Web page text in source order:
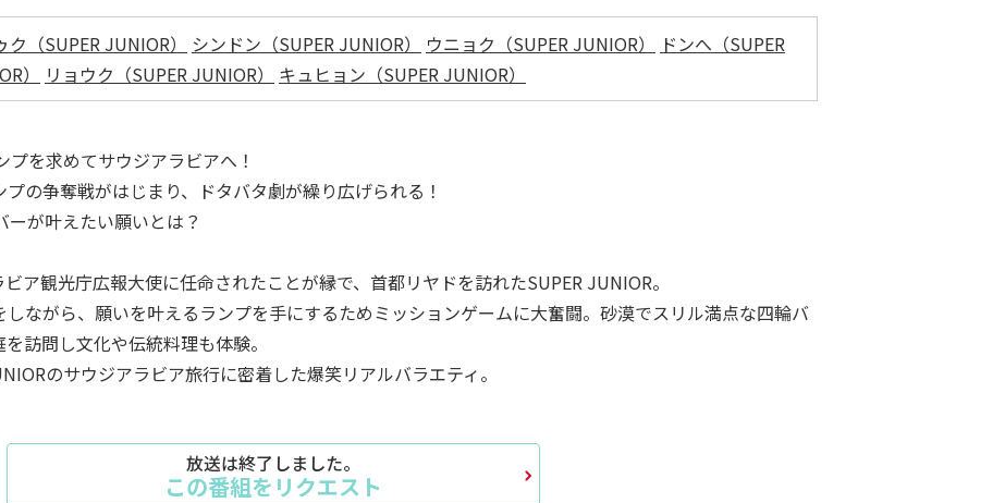
ク（SUPER JUNIOR） シンドン（SUPER JUNIOR） ウニョク（SUPER JUNIOR）
ドンへ（SUPER
）
リョウク（SUPER JUNIOR） キュヒョン（SUPER JUNIOR）
を求めてサウジアラビアへ！
の争奪戦がはじまり、ドタバタ劇が繰り広げられる！
ーが叶えたい願いとは？
ア観光庁広報大使に任命されたことが縁で、首都リヤドを訪れたSUPER JUNIOR。
ながら、願いを叶えるランプを手にするためミッションゲームに大奮闘。砂漠でスリル満点な四輪バ
訪問し文化や伝統料理も体験。
のサウジアラビア旅行に密着した爆笑リアルバラエティ。
放送は終了しました。
この番組をリクエスト